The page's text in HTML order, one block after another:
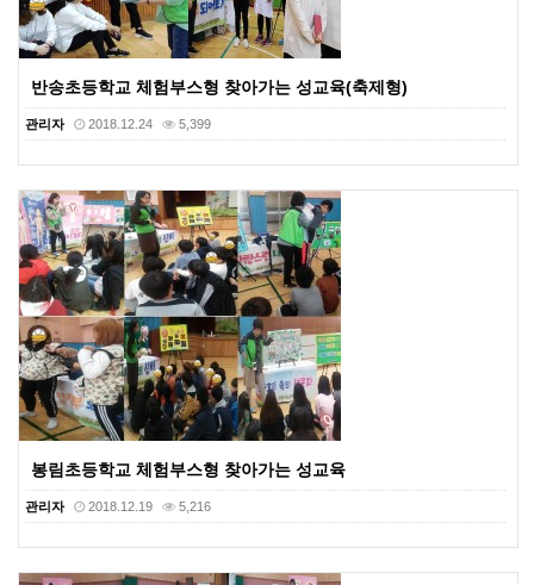
반송초등학교 체험부스형 찾아가는 성교육(축제형)
관리자 2018.12.24 5,399
봉림초등학교 체험부스형 찾아가는 성교육
관리자 2018.12.19 5,216